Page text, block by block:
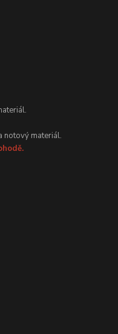
notový materiál.